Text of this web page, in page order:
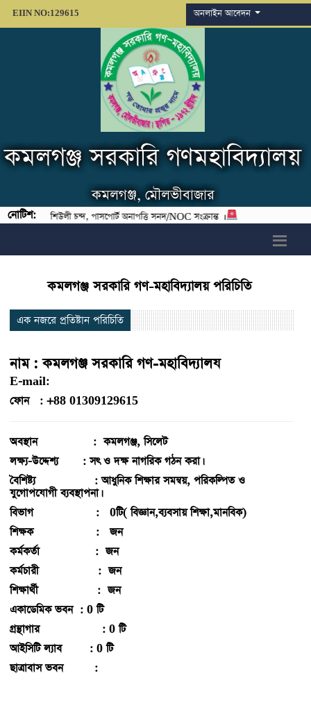
EIIN NO:129615 অনলাইন আবেদন
কমলগঞ্জ সরকারি গণমহাবিদ্যালয়
কমলগঞ্জ, মৌলভীবাজার
নোটিশ:শিউলী চন্দ, পাসপোর্ট অনাপত্তি সনদ/NOC সংক্রান্ত ।
কমলগঞ্জ সরকারি গণ-মহাবিদ্যালয় পরিচিতি
এক নজরে প্রতিষ্টান পরিচিতি
নাম : কমলগঞ্জ সরকারি গণ-মহাবিদ্যালয
E-mail:
ফোন : +88 01309129615
অবস্থান : কমলগঞ্জ, সিলেট
লক্ষ্য-উদ্দেশ্য : সৎ ও দক্ষ নাগরিক গঠন করা।
বৈশিষ্ট্য : আধুনিক শিক্ষার সমন্বয়, পরিকল্পিত ও
যুগোপযোগী ব্যবস্থাপনা।
বিভাগ : 0টি( বিজ্ঞান,ব্যবসায় শিক্ষা,মানবিক)
শিক্ষক : জন
কর্মকর্তা : জন
কর্মচারী : জন
শিক্ষার্থী : জন
একাডেমিক ভবন : 0 টি
গ্রন্থাগার : 0 টি
আইসিটি ল্যাব : 0 টি
ছাত্রাবাস ভবন :